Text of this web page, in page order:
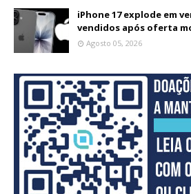
iPhone 17 explode em
vendidos após oferta
Agosto 05, 2026